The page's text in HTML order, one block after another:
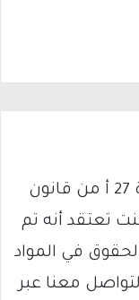
يتم الاستخدام المواد وفقًا للمادة 27 أ من قانون
2007، وإن كنت تعتقد أنه تم
في المواد
معنا عبر